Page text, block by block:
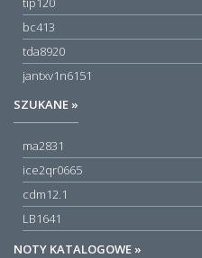
bc413
tda8920
jantxv1n6151
SZUKANE »
ma2831
ice2qr0665
cdm12.1
LB1641
NOTY KATALOGOWE »